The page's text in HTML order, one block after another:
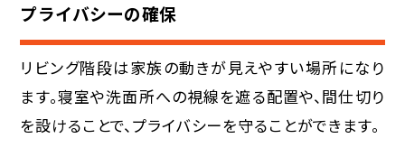
プライバシーの確保
リビング階段は家族の動きが見えやすい場所になり
ます。寝室や洗面所への視線を遮る配置や、間仕切り
を設けることで、プライバシーを守ることができます。